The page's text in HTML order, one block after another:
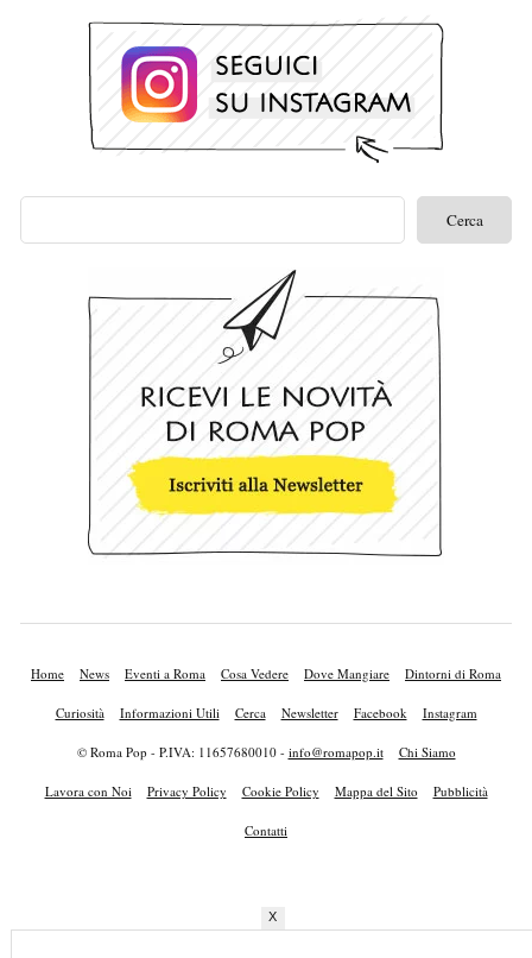
Home News Eventi a Roma Cosa Vedere Dove Mangiare Dintorni di Roma
Curiosità Informazioni Utili Cerca Newsletter Facebook Instagram
© Roma Pop - P.IVA: 11657680010 - info@romapop.it Chi Siamo
Lavora con Noi Privacy Policy Cookie Policy Mappa del Sito Pubblicità
Contatti
X